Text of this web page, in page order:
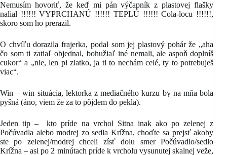
Nemusím hovoriť, že keď mi pán výčapník z plastovej flašky
nalial !!!!!! VYPRCHANÚ !!!!!! TEPLÚ !!!!!! Cola-locu !!!!!!,
skoro som ho prerazil.
O chvíľu dorazila frajerka, podal som jej plastový pohár že „aha
čo som ti zatiaľ objednal, bohužiaľ iné nemali, ale aspoň doplníš
cukor“ a „nie, len pi zlatko, ja ti to nechám celé, ty to potrebuješ
viac“.
Win – win situácia, lektorka z mediačného kurzu by na mňa bola
pyšná (áno, viem že za to pôjdem do pekla).
Jeden tip – kto príde na vrchol Sitna inak ako po zelenej z
Počúvadla alebo modrej zo sedla Krížna, choďte sa prejsť akoby
ste po zelenej/modrej chceli zísť dolu smer Počúvadlo/sedlo
Krížna – asi po 2 minútach príde k vrcholu vysunutej skalnej veže,